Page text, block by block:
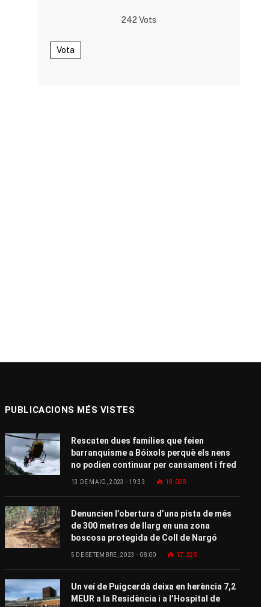
242 Vots
Vota
PUBLICACIONS MÉS VISTES
Rescaten dues famílies que feien
barranquisme a Bóixols perquè els nens
no podien continuar per cansament i fred
13 DE MAIG, 2023 - 19:33 18.028
Denuncien l’obertura d’una pista de més
de 300 metres de llarg en una zona
boscosa protegida de Coll de Nargó
5 DE SETEMBRE, 2023 - 08:00 17.225
Un veí de Puigcerdà deixa en herència 7,2
MEUR a la Residència i a l’Hospital de